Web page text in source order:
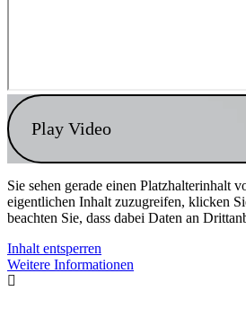
Play Video
Sie sehen gerade einen Platzhalterinhalt
eigentlichen Inhalt zuzugreifen, klicken
beachten Sie, dass dabei Daten an
Inhalt entsperren
Weitere Informationen